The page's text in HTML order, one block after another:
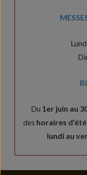
Du 1er juin au
des horaires
lundi au